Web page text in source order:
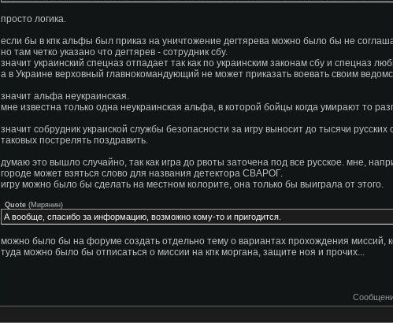
просто логика.
если бы в кпк альфы был приказ на уничтожение дегтярева можно было бы не
но там четко указано что дегтярев - сотрудник сбу.
значит украинский спецназ отпадает так как по украинским законам сбу и спецназ
а в Украине верховный главнокомандующий не может приказать воевать своим
значит альфа неукраинская.
мне известна только одна неукраинская альфа, в которой бойцы когда умирают то
значит собрудник украиской службы безопасности за игру выносит до тысячи
таковых пострелять поздравить.
думаю это вышло случайно, так как игра до рвоты заточена под все русское. мне,
городе может взяться слово для названия детектора СВАРОГ.
игру можно было бы сделать на местном колорите, она только бы выиграла от этого.
Quote (Мирянин)
А вообще, спасибо за информацию, возможно кому-то и пригодится.
можно было бы на форуме создать отдельно тему о вариантах прохождения миссий,
туда можно было бы отписаться о миссии на кпк моргана, защите ноя и прочих...